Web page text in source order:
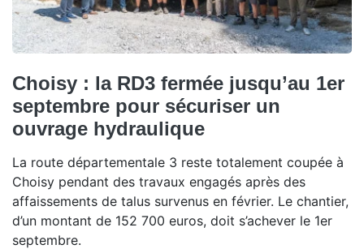
Choisy : la RD3 fermée jusqu’au 1er
septembre pour sécuriser un
ouvrage hydraulique
La route départementale 3 reste totalement coupée à
Choisy pendant des travaux engagés après des
affaissements de talus survenus en février. Le chantier,
d’un montant de 152 700 euros, doit s’achever le 1er
septembre.